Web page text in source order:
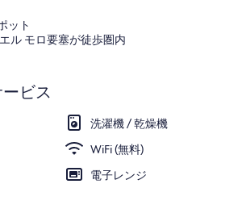
ット
ル モロ要塞が徒歩圏内
ビス
洗濯機 / 乾燥機
WiFi (無料)
電子レンジ